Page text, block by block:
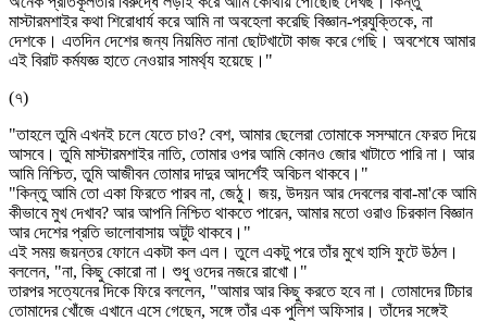
মাস্টারমশাইর কথা শিরোধার্য করে আমি না অবহেলা করেছি বিজ্ঞান-প্রযুক্তিকে, না
দেশকে। এতদিন দেশের জন্য নিয়মিত নানা ছোটখাটো কাজ করে গেছি। অবশেষে আমার
এই বিরাট কর্মযজ্ঞ হাতে নেওয়ার সামর্থ্য হয়েছে।"
(৭)
"তাহলে তুমি এখনই চলে যেতে চাও? বেশ, আমার ছেলেরা তোমাকে সসম্মানে ফেরত দিয়ে
আসবে। তুমি মাস্টারমশাইর নাতি, তোমার ওপর আমি কোনও জোর খাটাতে পারি না। আর
আমি নিশ্চিত, তুমি আজীবন তোমার দাদুর আদর্শেই অবিচল থাকবে।"
"কিন্তু আমি তো একা ফিরতে পারব না, জেঠু। জয়, উদয়ন আর দেবলের বাবা-মা'কে আমি
কীভাবে মুখ দেখাব? আর আপনি নিশ্চিত থাকতে পারেন, আমার মতো ওরাও চিরকাল বিজ্ঞান
আর দেশের প্রতি ভালোবাসায় অটুট থাকবে।"
এই সময় জয়ন্তর ফোনে একটা কল এল। তুলে একটু পরে তাঁর মুখে হাসি ফুটে উঠল।
বললেন, "না, কিছু কোরো না। শুধু ওদের নজরে রাখো।"
তারপর সত্যেনের দিকে ফিরে বললেন, "আমার আর কিছু করতে হবে না। তোমাদের টিচার
তোমাদের খোঁজে এখানে এসে গেছেন, সঙ্গে তাঁর এক পুলিশ অফিসার। তাঁদের সঙ্গেই